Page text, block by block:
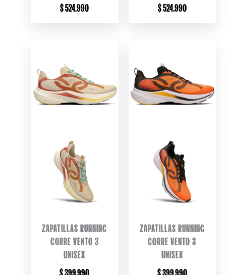
$524.990
$524.990
ZAPATILLAS RUNNING
CORRE VENTO 3
UNISEX
$399.990
ZAPATILLAS RUNNING
CORRE VENTO 3
UNISEX
$399.990